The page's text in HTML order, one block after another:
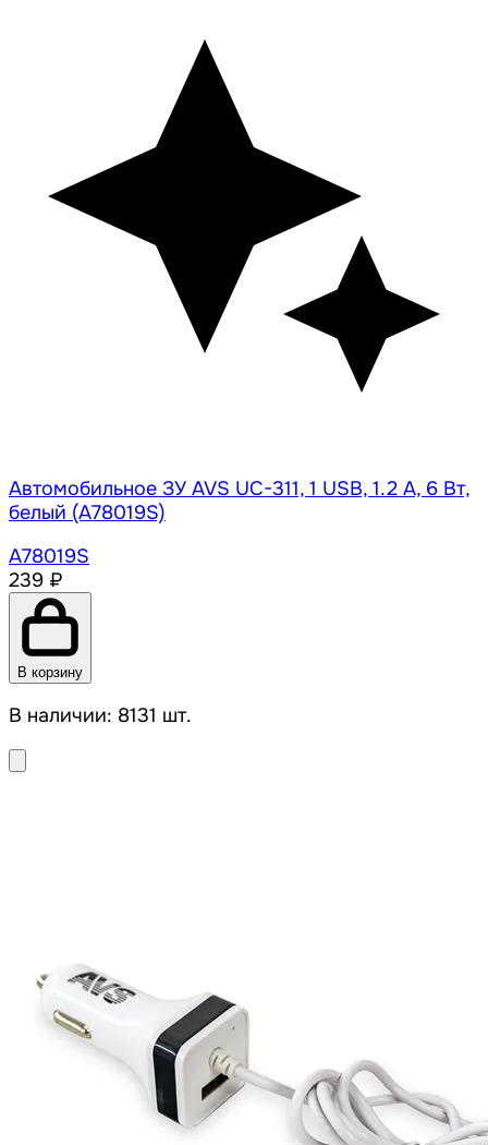
Автомобильное ЗУ AVS UC-311, 1 USB, 1.2 А, 6 Вт,
белый (A78019S)
A78019S
239 ₽
В корзину
В наличии: 8131 шт.